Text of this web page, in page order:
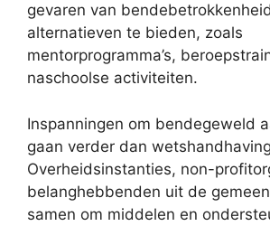
gevaren van
alternatieven te bieden, zoals
mentorprogramma’s,
naschoolse activiteiten.
Inspanningen om bendegeweld
gaan verder dan
Overheidsinstanties, non-
belanghebbenden uit de
samen om middelen en